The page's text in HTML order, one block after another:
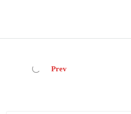
Prev